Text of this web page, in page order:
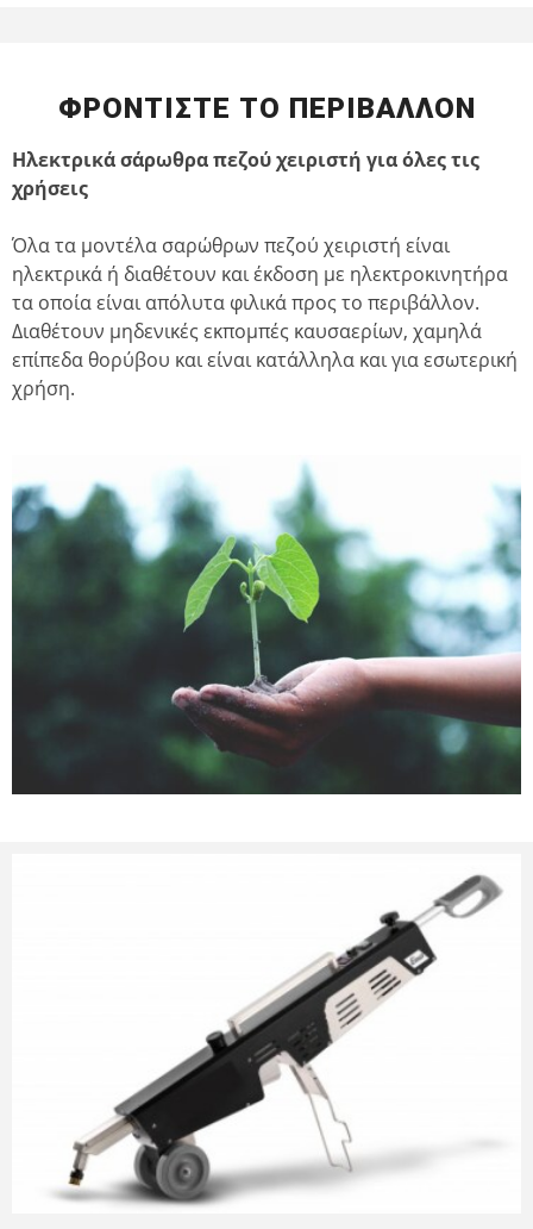
ΦΡΟΝΤΙΣΤΕ ΤΟ ΠΕΡΙΒΑΛΛΟΝ
Ηλεκτρικά σάρωθρα πεζού χειριστή για όλες τις
χρήσεις
Όλα τα μοντέλα σαρώθρων πεζού χειριστή είναι
ηλεκτρικά ή διαθέτουν και έκδοση με ηλεκτροκινητήρα
τα οποία είναι απόλυτα φιλικά προς το περιβάλλον.
Διαθέτουν μηδενικές εκπομπές καυσαερίων, χαμηλά
επίπεδα θορύβου και είναι κατάλληλα και για εσωτερική
χρήση.